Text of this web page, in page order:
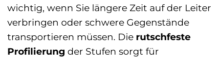
wichtig, wenn Sie längere Zeit auf der Leiter
verbringen oder schwere Gegenstände
transportieren müssen. Die rutschfeste
Profilierung der Stufen sorgt für